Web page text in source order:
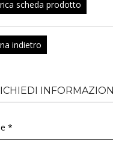
scheda prodotto
indietro
INFORMAZIONI
*